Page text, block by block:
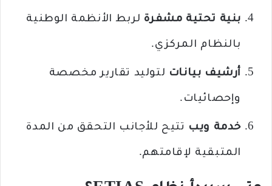
بنية تحتية مشفرة لربط الأنظمة الوطنية
بالنظام المركزي.
أرشيف بيانات لتوليد تقارير مخصصة
وإحصائيات.
خدمة ويب تتيح للأجانب التحقق من المدة
المتبقية لإقامتهم.